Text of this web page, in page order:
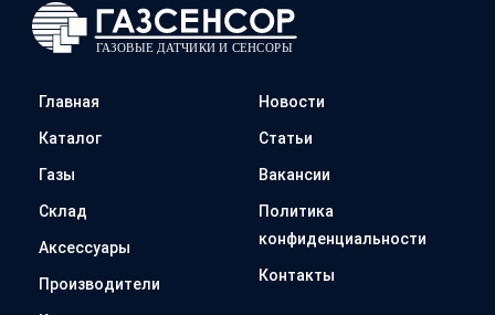
Главная
Каталог
Газы
Склад
Аксессуары
Производители
Новости
Статьи
Вакансии
Политика
конфиденциальности
Контакты